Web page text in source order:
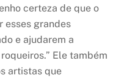
certeza de que o
esses grandes
e ajudarem a
Ele também
artistas que